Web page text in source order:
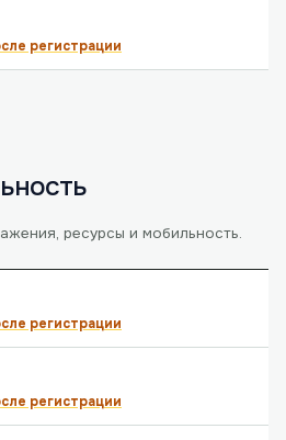
регистрации
ресурсы и мобильность.
регистрации
регистрации